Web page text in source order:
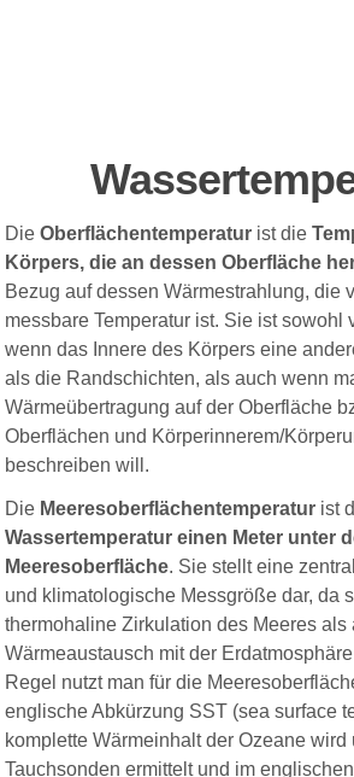
DieOberflächentemperatur ist die
Körpers, die an dessen Oberfläche
Bezug auf dessen Wärmestrahlung, die
messbare Temperatur ist. Sie ist sowohl
wenn das Innere des Körpers eine
als die Randschichten, als auch wenn
Wärmeübertragung auf der Oberfläche
Oberflächen und Körperinnerem/
beschreiben will.
Die Meeresoberflächentemperatur ist
Wassertemperatur einen Meter unter
Meeresoberfläche. Sie stellt eine
und klimatologische Messgröße dar, da
thermohaline Zirkulation des Meeres als
Wärmeaustausch mit der
Regel nutzt man für die
englische Abkürzung SST (sea surface
komplette Wärmeinhalt der Ozeane wird
Tauchsonden ermittelt und im